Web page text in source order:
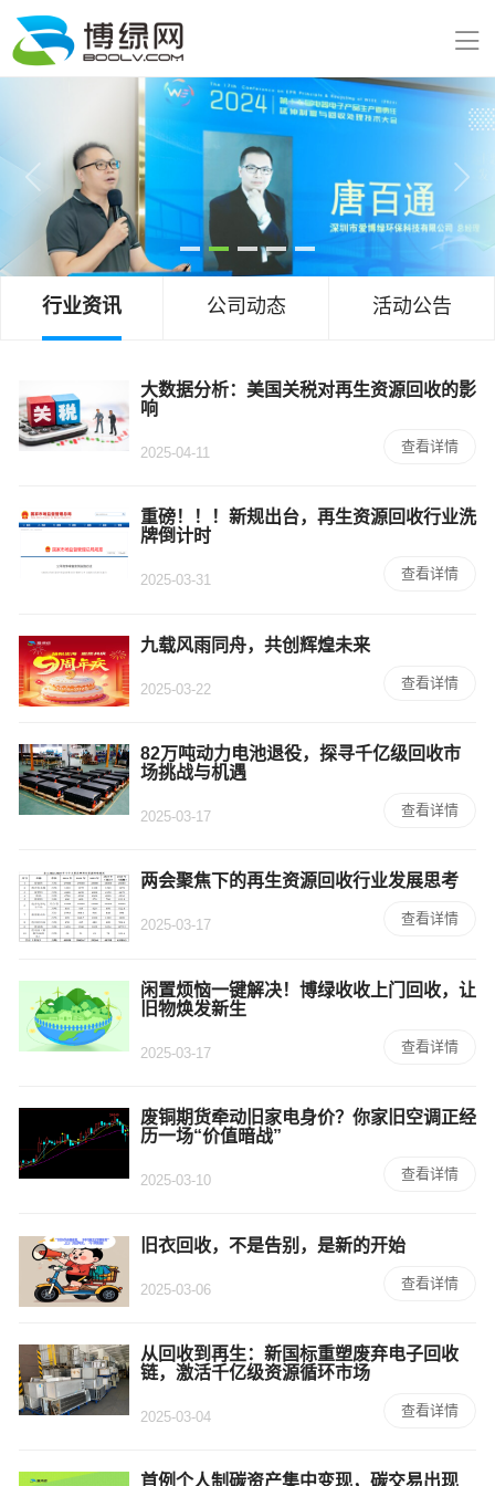
行业资讯 公司动态 活动公告
大数据分析：美国关税对再生资源回收的影
响
2025-04-11 查看详情
重磅！！！新规出台，再生资源回收行业洗
牌倒计时
2025-03-31 查看详情
九载风雨同舟，共创辉煌未来
2025-03-22 查看详情
82万吨动力电池退役，探寻千亿级回收市
场挑战与机遇
2025-03-17 查看详情
两会聚焦下的再生资源回收行业发展思考
2025-03-17 查看详情
闲置烦恼一键解决！博绿收收上门回收，让
旧物焕发新生
2025-03-17 查看详情
废铜期货牵动旧家电身价？你家旧空调正经
历一场“价值暗战”
2025-03-10 查看详情
旧衣回收，不是告别，是新的开始
2025-03-06 查看详情
从回收到再生：新国标重塑废弃电子回收
链，激活千亿级资源循环市场
2025-03-04 查看详情
首例个人制碳资产集中变现，碳交易出现